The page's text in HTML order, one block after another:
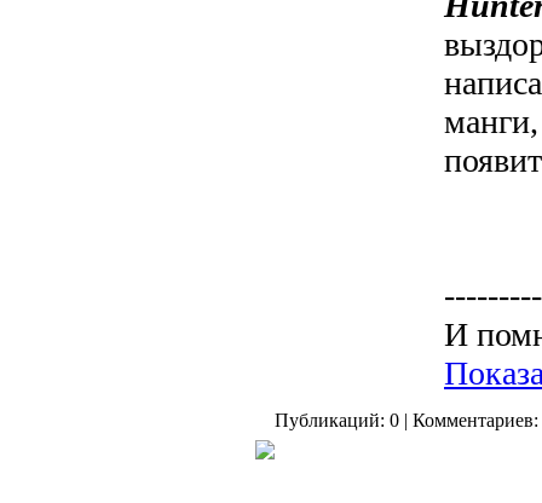
И
Публикаций: 0 | Комментариев: